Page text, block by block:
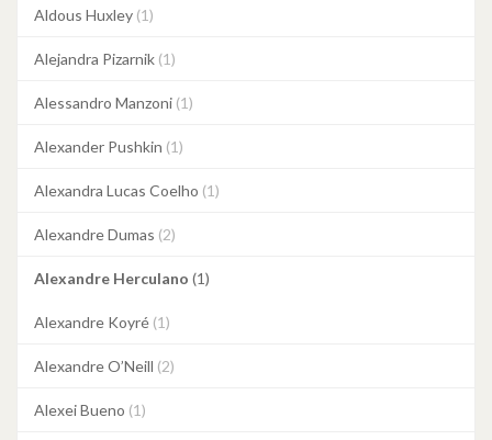
Aldous Huxley (1)
Alejandra Pizarnik (1)
Alessandro Manzoni (1)
Alexander Pushkin (1)
Alexandra Lucas Coelho (1)
Alexandre Dumas (2)
Alexandre Herculano (1)
Alexandre Koyré (1)
Alexandre O’Neill (2)
Alexei Bueno (1)